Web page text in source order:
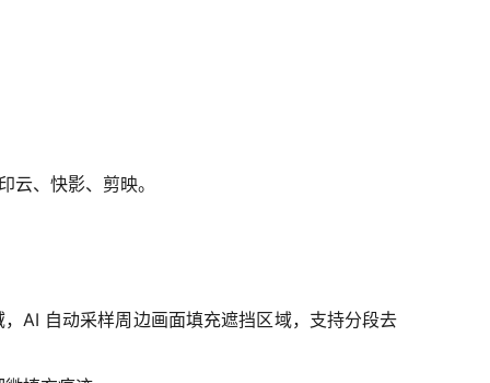
、快影、剪映。
AI 自动采样周边画面填充遮挡区域，支持分段去